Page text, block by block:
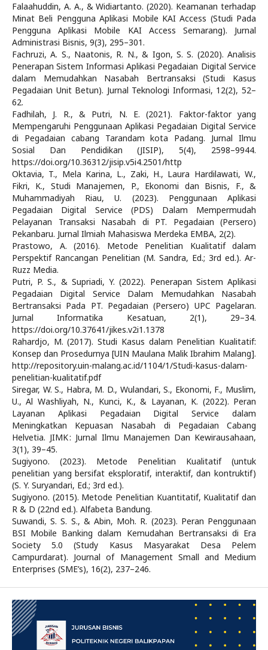
Falaahuddin, A. A., & Widiartanto. (2020). Keamanan terhadap
Minat Beli Pengguna Aplikasi Mobile KAI Access (Studi Pada
Pengguna Aplikasi Mobile KAI Access Semarang). Jurnal
Administrasi Bisnis, 9(3), 295–301.
Fachruzi, A. S., Naatonis, R. N., & Igon, S. S. (2020). Analisis
Penerapan Sistem Informasi Aplikasi Pegadaian Digital Service
dalam Memudahkan Nasabah Bertransaksi (Studi Kasus
Pegadaian Unit Betun). Jurnal Teknologi Informasi, 12(2), 52–
62.
Fadhilah, J. R., & Putri, N. E. (2021). Faktor-faktor yang
Mempengaruhi Penggunaan Aplikasi Pegadaian Digital Service
di Pegadaian cabang Tarandam kota Padang. Jurnal Ilmu
Sosial Dan Pendidikan (JISIP), 5(4), 2598–9944.
https://doi.org/10.36312/jisip.v5i4.2501/http
Oktavia, T., Mela Karina, L., Zaki, H., Laura Hardilawati, W.,
Fikri, K., Studi Manajemen, P., Ekonomi dan Bisnis, F., &
Muhammadiyah Riau, U. (2023). Penggunaan Aplikasi
Pegadaian Digital Service (PDS) Dalam Mempermudah
Pelayanan Transaksi Nasabah di PT. Pegadaian (Persero)
Pekanbaru. Jurnal Ilmiah Mahasiswa Merdeka EMBA, 2(2).
Prastowo, A. (2016). Metode Penelitian Kualitatif dalam
Perspektif Rancangan Penelitian (M. Sandra, Ed.; 3rd ed.). Ar-
Ruzz Media.
Putri, P. S., & Supriadi, Y. (2022). Penerapan Sistem Aplikasi
Pegadaian Digital Service Dalam Memudahkan Nasabah
Bertransaksi Pada PT. Pegadaian (Persero) UPC Pagelaran.
Jurnal Informatika Kesatuan, 2(1), 29–34.
https://doi.org/10.37641/jikes.v2i1.1378
Rahardjo, M. (2017). Studi Kasus dalam Penelitian Kualitatif:
Konsep dan Prosedurnya [UIN Maulana Malik Ibrahim Malang].
http://repository.uin-malang.ac.id/1104/1/Studi-kasus-dalam-
penelitian-kualitatif.pdf
Siregar, W. S., Habra, M. D., Wulandari, S., Ekonomi, F., Muslim,
U., Al Washliyah, N., Kunci, K., & Layanan, K. (2022). Peran
Layanan Aplikasi Pegadaian Digital Service dalam
Meningkatkan Kepuasan Nasabah di Pegadaian Cabang
Helvetia. JIMK : Jurnal Ilmu Manajemen Dan Kewirausahaan,
3(1), 39–45.
Sugiyono. (2023). Metode Penelitian Kualitatif (untuk
penelitian yang bersifat eksploratif, interaktif, dan kontruktif)
(S. Y. Suryandari, Ed.; 3rd ed.).
Sugiyono. (2015). Metode Penelitian Kuantitatif, Kualitatif dan
R & D (22nd ed.). Alfabeta Bandung.
Suwandi, S. S. S., & Abin, Moh. R. (2023). Peran Penggunaan
BSI Mobile Banking dalam Kemudahan Bertransaksi di Era
Society 5.0 (Study Kasus Masyarakat Desa Pelem
Campurdarat). Journal of Management Small and Medium
Enterprises (SME’s), 16(2), 237–246.